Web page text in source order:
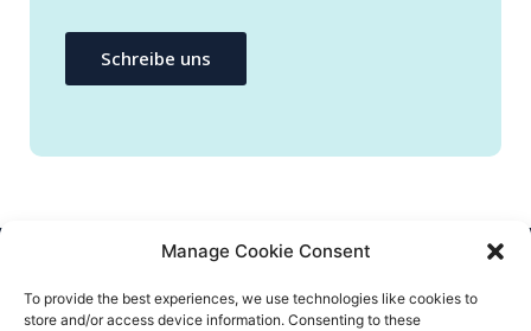
Manage Cookie Consent
To provide the best experiences, we use technologies like cookies to
store and/or access device information. Consenting to these
Schreibe uns